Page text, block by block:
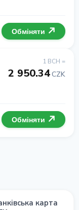
Обміняти
1 BCH =
2 950.34CZK
Обміняти
карта